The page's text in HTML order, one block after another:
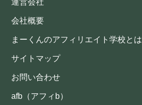
運営会社
会社概要
まーくんのアフィリエイト学校とは
サイトマップ
お問い合わせ
afb（アフィb）